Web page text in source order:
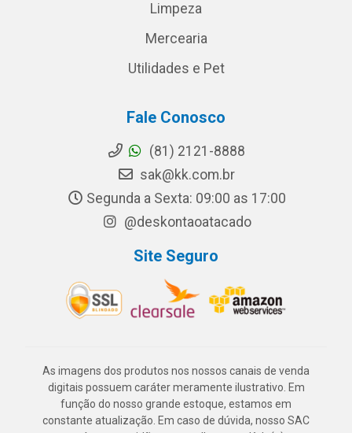
Limpeza
Mercearia
Utilidades e Pet
Fale Conosco
(81) 2121-8888
sak@kk.com.br
Segunda a Sexta: 09:00 as 17:00
@deskontaoatacado
Site Seguro
As imagens dos produtos nos nossos canais de venda
digitais possuem caráter meramente ilustrativo. Em
função do nosso grande estoque, estamos em
constante atualização. Em caso de dúvida, nosso SAC